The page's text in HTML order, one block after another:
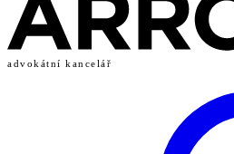
advokátní kancelář